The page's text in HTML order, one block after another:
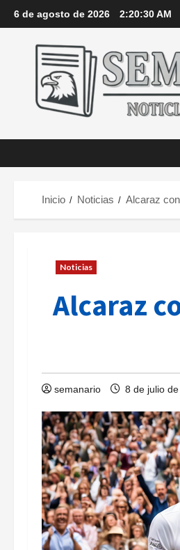
Saltar
al
contenido
6 de agosto de 2026 2:20:31 AM
Inicio Noticias Alcaraz
Noticias
Alcaraz
semanario 8 de julio